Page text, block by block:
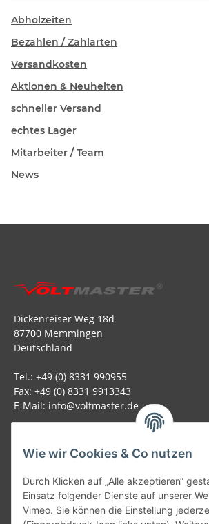
Wie wir Cookies & Co nutzen
Durch Klicken auf „Alle akzeptieren“
Einsatz folgender Dienste auf unserer
Vimeo. Sie können die Einstellung
Abholzeiten
Bezahlen / Zahlarten
Versandkosten
Aktionen & Neuheiten
schneller Versand
echtes Lager
Mitarbeiter / Team
News
Dickenreiser Weg 18d
87700 Memmingen
Deutschland
Tel.: +49 (0) 8331 990955
Fax: +49 (0) 8331 9913343
E-Mail: info@voltmaster.de
Allgemein